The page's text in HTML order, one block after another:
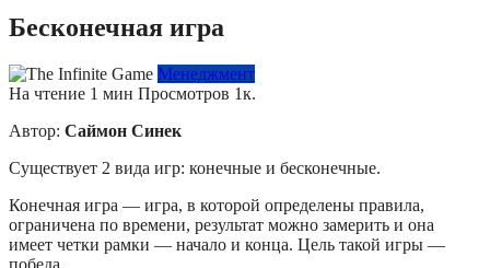
Бесконечная игра
Менеджмент
На чтение 1 мин Просмотров 1к.
Автор: Саймон Синек
Существует 2 вида игр: конечные и бесконечные.
Конечная игра — игра, в которой определены правила,
ограничена по времени, результат можно замерить и она
имеет четки рамки — начало и конца. Цель такой игры —
победа.